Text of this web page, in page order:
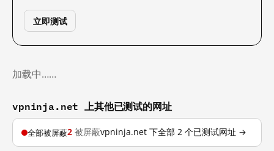
立即测试
加载中……
vpninja.net 上其他已测试的网址
全部被屏蔽2 被屏蔽vpninja.net 下全部 2 个已测试网址 →